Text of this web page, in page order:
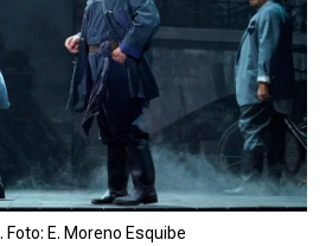
E. Moreno Esquibe